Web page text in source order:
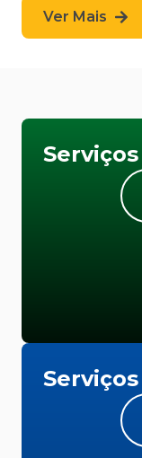
Ver Mais